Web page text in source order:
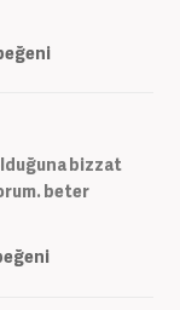
bizzat
beter